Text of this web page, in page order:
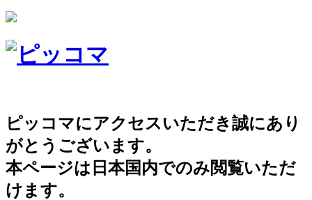
ピッコマにアクセスいただき誠にあり
がとうございます。
本ページは日本国内でのみ閲覧いただ
けます。